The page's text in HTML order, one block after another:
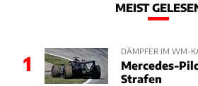
MEIST
1
DÄMPFER IM WM-
Mercedes-
Strafen